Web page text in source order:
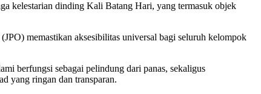
kelestarian dinding Kali Batang Hari, yang termasuk objek
memastikan aksesibilitas universal bagi seluruh kelompok
berfungsi sebagai pelindung dari panas, sekaligus
yang ringan dan transparan.